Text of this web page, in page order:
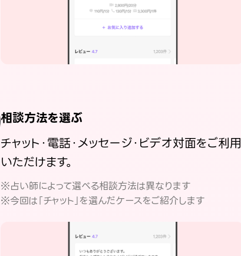
相談方法を選ぶ
チャット・電話・メッセージ・ビデオ対面をご利用
いただけます。
※占い師によって選べる相談方法は異なります
※今回は「チャット」を選んだケースをご紹介します